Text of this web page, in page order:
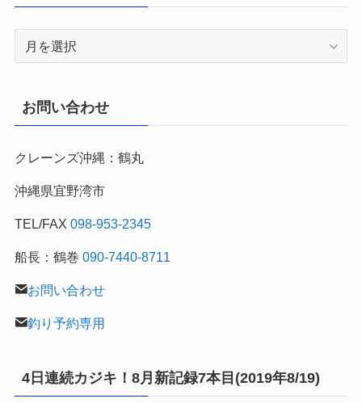
2007
月
別
釣
記
お問い合わせ
クレーンズ沖縄：鶴丸
沖縄県宜野湾市
TEL/FAX 098-953-2345
船長：鶴巻 090-7440-8711
お問い合わせ
釣り予約専用
4日連続カジキ！8月新記録7本目(2019年8/19)